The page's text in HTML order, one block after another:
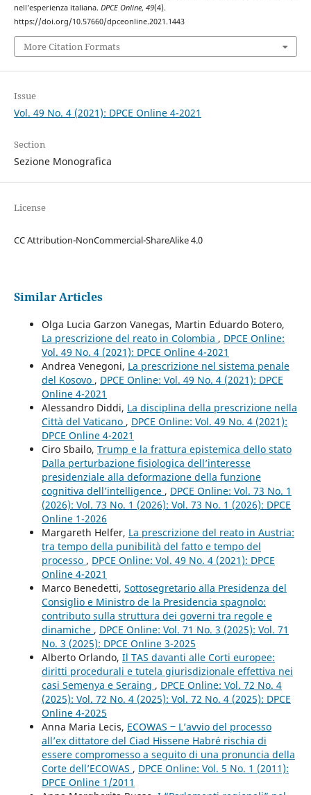
nell’esperienza italiana. DPCE Online, 49(4).
https://doi.org/10.57660/dpceonline.2021.1443
More Citation Formats
Issue
Vol. 49 No. 4 (2021): DPCE Online 4-2021
Section
Sezione Monografica
License
CC Attribution-NonCommercial-ShareAlike 4.0
Similar Articles
Olga Lucia Garzon Vanegas, Martin Eduardo Botero,
La prescrizione del reato in Colombia , DPCE Online:
Vol. 49 No. 4 (2021): DPCE Online 4-2021
Andrea Venegoni, La prescrizione nel sistema penale
del Kosovo , DPCE Online: Vol. 49 No. 4 (2021): DPCE
Online 4-2021
Alessandro Diddi, La disciplina della prescrizione nella
Città del Vaticano , DPCE Online: Vol. 49 No. 4 (2021):
DPCE Online 4-2021
Ciro Sbailo, Trump e la frattura epistemica dello stato
Dalla perturbazione fisiologica dell’interesse
presidenziale alla deformazione della funzione
cognitiva dell’intelligence , DPCE Online: Vol. 73 No. 1
(2026): Vol. 73 No. 1 (2026): Vol. 73 No. 1 (2026): DPCE
Online 1-2026
Margareth Helfer, La prescrizione del reato in Austria:
tra tempo della punibilità del fatto e tempo del
processo , DPCE Online: Vol. 49 No. 4 (2021): DPCE
Online 4-2021
Marco Benedetti, Sottosegretario alla Presidenza del
Consiglio e Ministro de la Presidencia spagnolo:
contributo sulla struttura dei governi tra regole e
dinamiche , DPCE Online: Vol. 71 No. 3 (2025): Vol. 71
No. 3 (2025): DPCE Online 3-2025
Alberto Orlando, Il TAS davanti alle Corti europee:
diritti procedurali e tutela giurisdizionale effettiva nei
casi Semenya e Seraing , DPCE Online: Vol. 72 No. 4
(2025): Vol. 72 No. 4 (2025): Vol. 72 No. 4 (2025): DPCE
Online 4-2025
Anna Maria Lecis, ECOWAS ‒ L’avvio del processo
all’ex dittatore del Ciad Hissene Habré rischia di
essere compromesso a seguito di una pronuncia della
Corte dell’ECOWAS , DPCE Online: Vol. 5 No. 1 (2011):
DPCE Online 1/2011